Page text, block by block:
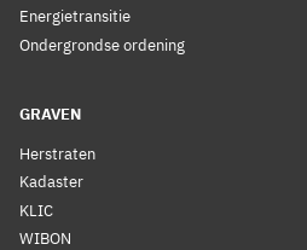
Energietransitie
Ondergrondse ordening
GRAVEN
Herstraten
Kadaster
KLIC
WIBON